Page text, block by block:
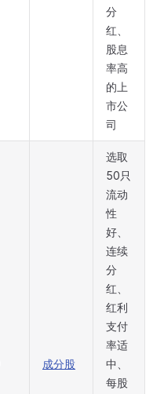
分
红、
股息
率高
的上
市公
司
成分股
选取
50只
流动
性
好、
连续
分
红、
红利
支付
率适
中、
每股